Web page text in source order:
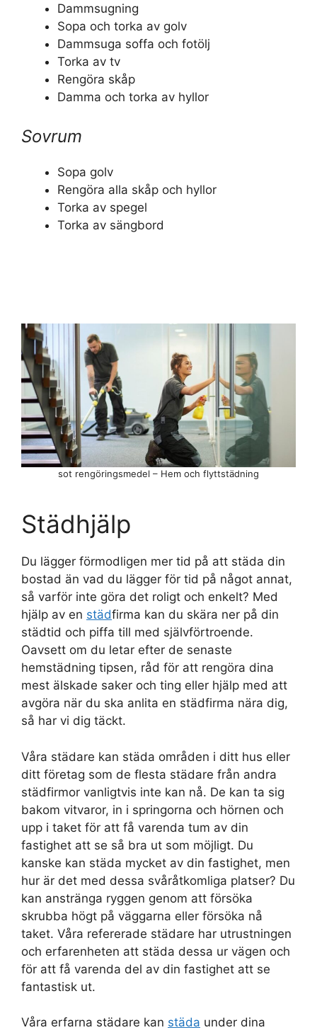
Dammsugning
Sopa och torka av golv
Dammsuga soffa och fotölj
Torka av tv
Rengöra skåp
Damma och torka av hyllor
Sovrum
Sopa golv
Rengöra alla skåp och hyllor
Torka av spegel
Torka av sängbord
Städhjälp
Du lägger förmodligen mer tid på att städa din
bostad än vad du lägger för tid på något annat,
så varför inte göra det roligt och enkelt? Med
hjälp av en städfirma kan du skära ner på din
städtid och piffa till med självförtroende.
Oavsett om du letar efter de senaste
hemstädning tipsen, råd för att rengöra dina
mest älskade saker och ting eller hjälp med att
avgöra när du ska anlita en städfirma nära dig,
så har vi dig täckt.
Våra städare kan städa områden i ditt hus eller
ditt företag som de flesta städare från andra
städfirmor vanligtvis inte kan nå. De kan ta sig
bakom vitvaror, in i springorna och hörnen och
upp i taket för att få varenda tum av din
fastighet att se så bra ut som möjligt. Du
kanske kan städa mycket av din fastighet, men
hur är det med dessa svåråtkomliga platser? Du
kan anstränga ryggen genom att försöka
skrubba högt på väggarna eller försöka nå
taket. Våra refererade städare har utrustningen
och erfarenheten att städa dessa ur vägen och
för att få varenda del av din fastighet att se
fantastisk ut.
Våra erfarna städare kan städa under dina
sot rengöringsmedel – Hem och flyttstädning